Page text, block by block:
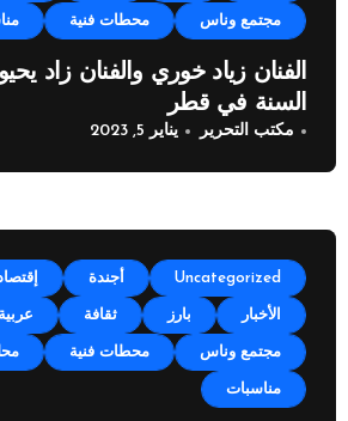
مجتمع وناس محطات فنية
الفنان زياد خوري والفنان زاد
السنة في قطر
مكتب التحرير يناير 5, 2023
Uncategorized أجندة
الأخبار بارز ثقافة عربية
مجتمع وناس محطات فنية
مناسبات